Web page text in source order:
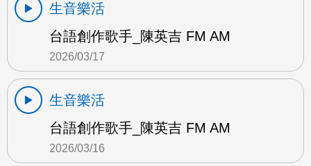
生音樂活
台語創作歌手_陳英吉 FM AM
2026/03/17
生音樂活
台語創作歌手_陳英吉 FM AM
2026/03/16